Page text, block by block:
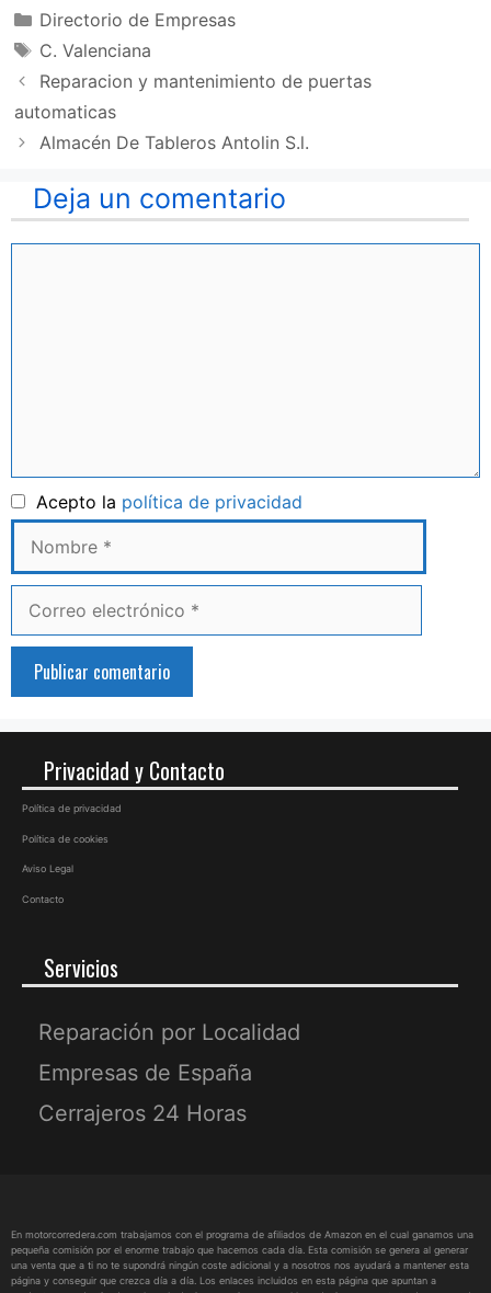
Categorías
Directorio de Empresas
Etiquetas
C. Valenciana
Reparacion y mantenimiento de puertas
automaticas
Almacén De Tableros Antolin S.l.
Deja un comentario
Acepto la política de privacidad
Privacidad y Contacto
Política de privacidad
Política de cookies
Aviso Legal
Contacto
Servicios
Reparación por Localidad
Empresas de España
Cerrajeros 24 Horas
En motorcorredera.com trabajamos con el programa de afiliados de Amazon en el cual ganamos una
pequeña comisión por el enorme trabajo que hacemos cada día. Esta comisión se genera al generar
una venta que a ti no te supondrá ningún coste adicional y a nosotros nos ayudará a mantener esta
página y conseguir que crezca día a día. Los enlaces incluidos en esta página que apuntan a